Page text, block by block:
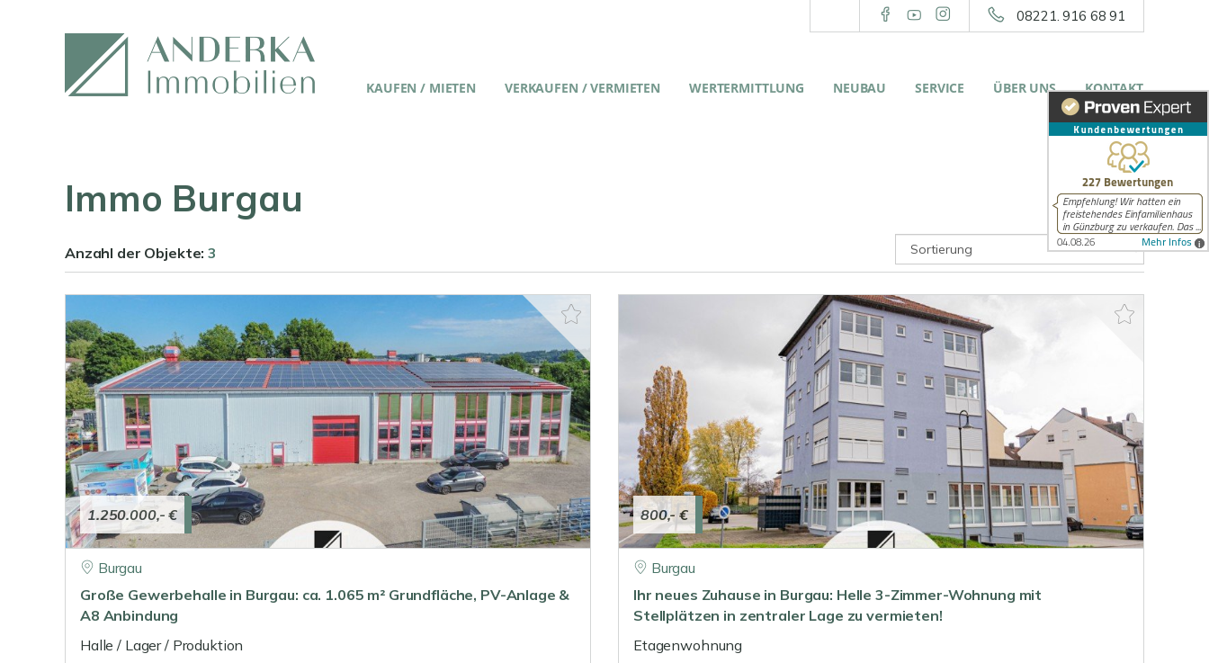
08221. 916 68 91
KAUFEN / MIETEN VERKAUFEN / VERMIETEN WERTERMITTLUNG NEUBAU SERVICE ÜBER UNS KONTAKT
Immo Burgau
Anzahl der Objekte:3
1.250.000,- €
Burgau
Große Gewerbehalle in Burgau: ca. 1.065 m² Grundfläche, PV-Anlage &
A8 Anbindung
Halle / Lager / Produktion
800,- €
Burgau
Ihr neues Zuhause in Burgau: Helle 3-Zimmer-Wohnung mit
Stellplätzen in zentraler Lage zu vermieten!
Etagenwohnung